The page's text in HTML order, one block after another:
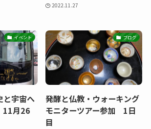
2022.11.27
イベント
と宇宙へ
11月26
ブログ
発酵と仏教・ウォーキング
モニターツアー参加 1日
目